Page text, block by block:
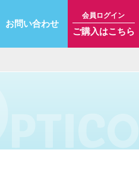
お問い合わせ
会員ログイン
ご購入はこちら